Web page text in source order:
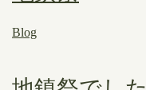
Blog